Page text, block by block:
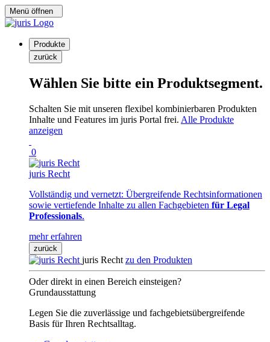
Menü öffnen
Produkte
zurück
Wählen Sie bitte ein Produktsegment.
Schalten Sie mit unseren flexibel kombinierbaren Produkten
Inhalte und Features im juris Portal frei. Alle Produkte
anzeigen
0
juris Recht
Vollständig und vernetzt: Übergreifende Rechtsinformationen
sowie vertiefende Inhalte zu allen Fachgebieten für Legal
Professionals.
mehr erfahren
zurück
juris Recht zu den Produkten
Oder direkt in einen Bereich einsteigen?
Grundausstattung
Legen Sie die zuverlässige und fachgebietsübergreifende
Basis für Ihren Rechtsalltag.